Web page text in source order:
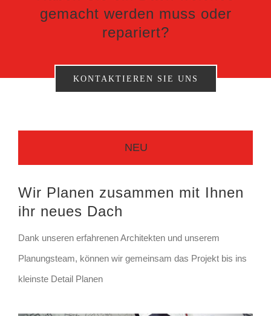
gemacht werden muss oder
repariert?
KONTAKTIEREN SIE UNS
NEU
Wir Planen zusammen mit Ihnen
ihr neues Dach
Dank unseren erfahrenen Architekten und unserem
Planungsteam, können wir gemeinsam das Projekt bis ins
kleinste Detail Planen